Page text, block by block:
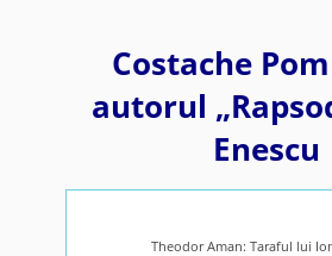
Costache
autorul
Enescu
Theodor Aman: Taraful lui